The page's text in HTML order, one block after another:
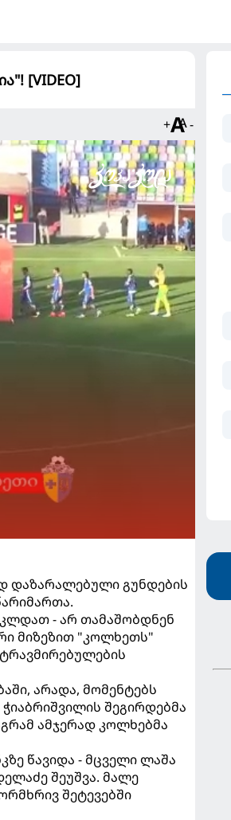
[VIDEO]
+ -
დაზარალებული გუნდების
- არ თამაშობდნენ
მიზეზით "კოლხეთს"
არადა, მომენტებს
შეგირდებმა
ამჯერად კოლხებმა
წავიდა - მცველი ლაშა
შეუშვა. მალე
შეტევებში